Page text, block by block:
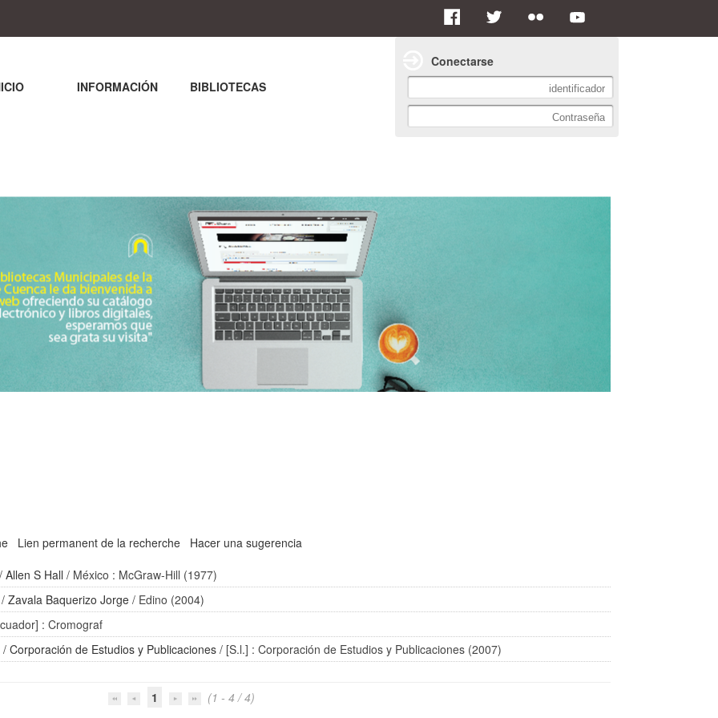
Lien permanent de la recherche
Hacer una sugerencia
Allen S Hall / México : McGraw-Hill (1977)
Zavala Baquerizo Jorge / Edino (2004)
: Cromograf
/Corporación de Estudios y Publicaciones / [S.l.] : Corporación de Estudios y Publicaciones (2007)
1 (1 - 4 / 4)
INFORMACIÓN BIBLIOTECAS
Conectarse